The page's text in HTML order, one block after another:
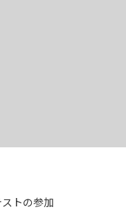
トの参加